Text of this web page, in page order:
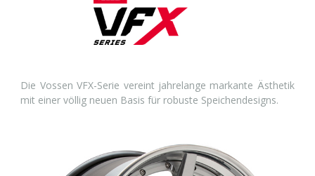
Die Vossen VFX-Serie vereint jahrelange markante Ästhetik
mit einer völlig neuen Basis für robuste Speichendesigns.